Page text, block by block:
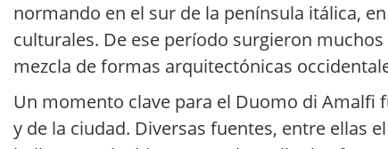
normando en el sur de la península itálica,
culturales. De ese período surgieron
mezcla de formas arquitectónicas
Un momento clave para el Duomo di Amalfi
y de la ciudad. Diversas fuentes, entre ellas